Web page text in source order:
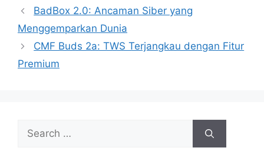
e
g
o
r
BadBox 2.0: Ancaman Siber yang
Menggemparkan Dunia
CMF Buds 2a: TWS Terjangkau dengan Fitur
Premium